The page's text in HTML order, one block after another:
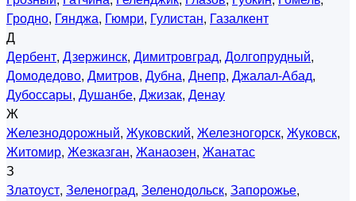
Гродно, Гянджа, Гюмри, Гулистан, Газалкент
Д
Дербент, Дзержинск, Димитровград, Долгопрудный,
Домодедово, Дмитров, Дубна, Днепр, Джалал-Абад,
Дубоссары, Душанбе, Джизак, Денау
Ж
Железнодорожный, Жуковский, Железногорск, Жуковск,
Житомир, Жезказган, Жанаозен, Жанатас
З
Златоуст, Зеленоград, Зеленодольск, Запорожье,